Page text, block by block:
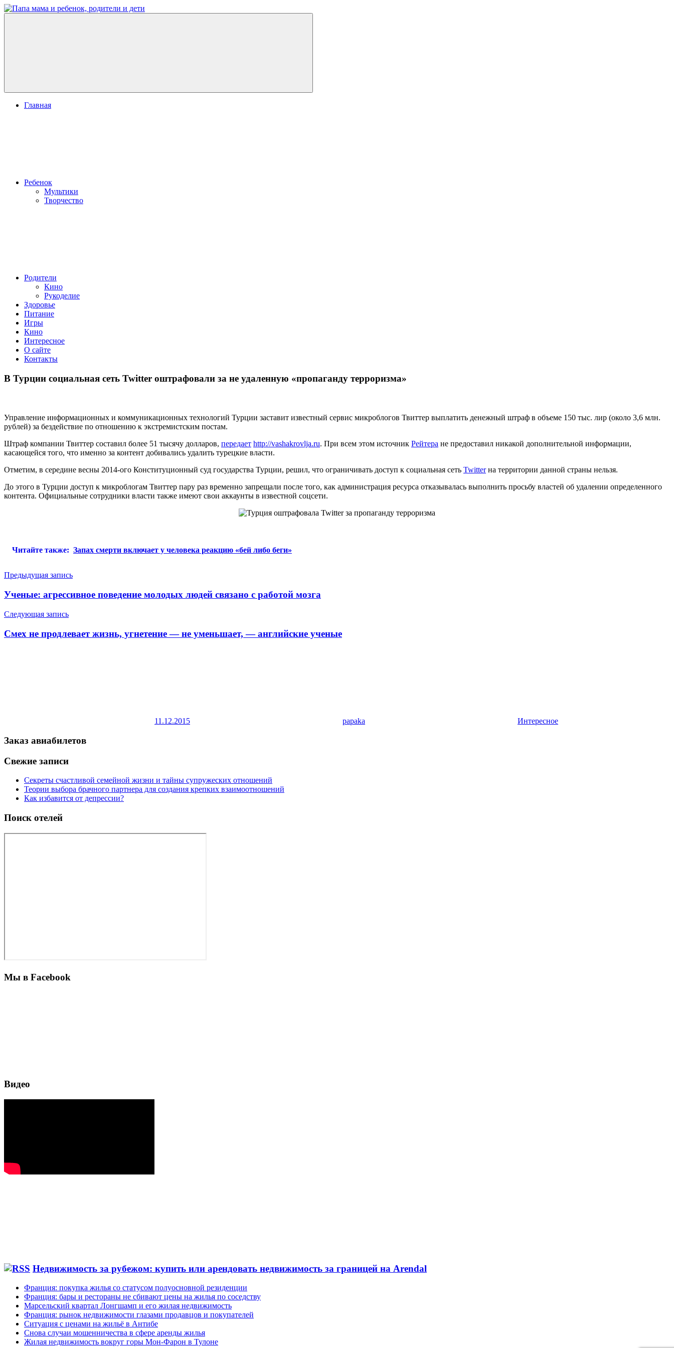
Перейти
к
Меню
Главная
Ребенок
Мультики
Творчество
Родители
Кино
Рукоделие
Здоровье
Питание
Игры
Кино
Интересное
О сайте
Контакты
В Турции социальная сеть Twitter оштрафовали за не удаленную «пропаганду терроризма»
Управление информационных и коммуникационных технологий Турции заставит известный сервис микроблогов Твиттер выплатить денежный штраф в объеме 150 тыс. лир (около 3,6 млн.
рублей) за бездействие по отношению к экстремистским постам.
Штраф компании Твиттер составил более 51 тысячу долларов, передает http://vashakrovlja.ru. При всем этом источник Рейтера не предоставил никакой дополнительной информации,
касающейся того, что именно за контент добивались удалить турецкие власти.
Отметим, в середине весны 2014-ого Конституционный суд государства Турции, решил, что ограничивать доступ к социальная сеть Twitterна территории данной страны нельзя.
До этого в Турции доступ к микроблогам Твиттер пару раз временно запрещали после того, как администрация ресурса отказывалась выполнить просьбу властей об удалении определенного
контента. Официальные сотрудники власти также имеют свои аккаунты в известной соцсети.
Читайте также: Запах смерти включает у человека реакцию «бей либо беги»
Навигация
по
Предыдущая запись
Ученые: агрессивное поведение молодых людей связано с работой мозга
Следующая запись
Смех не продлевает жизнь, угнетение — не уменьшает, — английские ученые
11.12.2015 papaka Интересное
Заказ авиабилетов
Свежие записи
Секреты счастливой семейной жизни и тайны супружеских отношений
Теории выбора брачного партнера для создания крепких взаимоотношений
Как избавится от депрессии?
Поиск отелей
Мы в Facebook
Видео
Недвижимость за рубежом: купить или арендовать недвижимость за границей на Arendal
Франция: покупка жилья со статусом полуосновной резиденции
Франция: бары и рестораны не сбивают цены на жилья по соседству
Марсельский квартал Лонгшамп и его жилая недвижимость
Франция: рынок недвижимости глазами продавцов и покупателей
Ситуация с ценами на жильё в Антибе
Снова случаи мошенничества в сфере аренды жилья
Жилая недвижимость вокруг горы Мон-Фарон в Тулоне